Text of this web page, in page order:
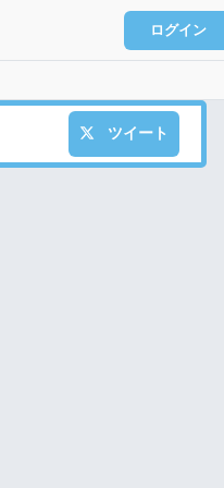
ログイン
ツイート